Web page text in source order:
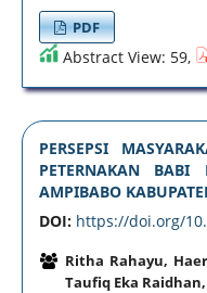
PDF
Abstract View: 59,
PERSEPSI
PETERNAKAN
AMPIBABO
DOI: https://doi.org/
Ritha Rahayu,
Taufiq Eka